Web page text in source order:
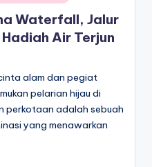
Waterfall, Jalur
Air Terjun
alam dan pegiat
pelarian hijau di
perkotaan adalah sebuah
yang menawarkan